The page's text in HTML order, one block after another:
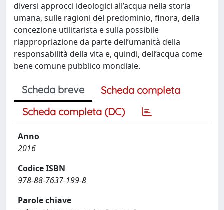
diversi approcci ideologici all’acqua nella storia
umana, sulle ragioni del predominio, finora, della
concezione utilitarista e sulla possibile
riappropriazione da parte dell’umanità della
responsabilità della vita e, quindi, dell’acqua come
bene comune pubblico mondiale.
Scheda breve
Scheda completa
Scheda completa (DC)
Anno
2016
Codice ISBN
978-88-7637-199-8
Parole chiave